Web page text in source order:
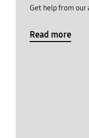
Get help from
Read more